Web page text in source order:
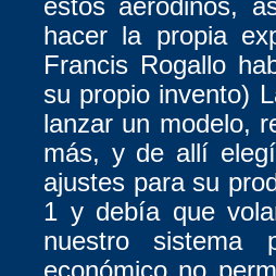
estos aerodinos,
hacer la propia
Francis Rogallo
su propio invento)
lanzar un modelo,
más, y de allí
ajustes para su
1 y debía que
nuestro sistema